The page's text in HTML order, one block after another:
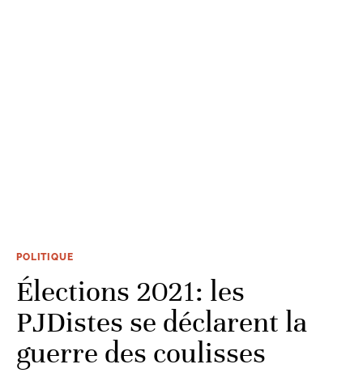
POLITIQUE
Élections 2021: les
PJDistes se déclarent la
guerre des coulisses